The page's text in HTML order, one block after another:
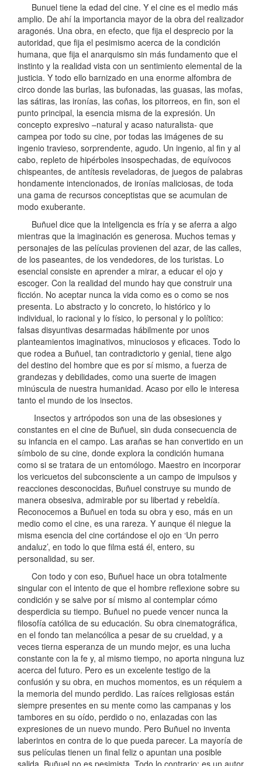
Bunuel tiene la edad del cine. Y el cine es el medio más
amplio. De ahí la importancia mayor de la obra del realizador
aragonés. Una obra, en efecto, que fija el desprecio por la
autoridad, que fija el pesimismo acerca de la condición
humana, que fija el anarquismo sin más fundamento que el
instinto y la realidad vista con un sentimiento elemental de la
justicia. Y todo ello barnizado en una enorme alfombra de
circo donde las burlas, las bufonadas, las guasas, las mofas,
las sátiras, las ironías, las coñas, los pitorreos, en fin, son el
punto principal, la esencia misma de la expresión. Un
concepto expresivo –natural y acaso naturalista- que
campea por todo su cine, por todas las imágenes de su
ingenio travieso, sorprendente, agudo. Un ingenio, al fin y al
cabo, repleto de hipérboles insospechadas, de equívocos
chispeantes, de antítesis reveladoras, de juegos de palabras
hondamente intencionados, de ironías maliciosas, de toda
una gama de recursos conceptistas que se acumulan de
modo exuberante.
Buñuel dice que la inteligencia es fría y se aferra a algo
mientras que la imaginación es generosa. Muchos temas y
personajes de las películas provienen del azar, de las calles,
de los paseantes, de los vendedores, de los turistas. Lo
esencial consiste en aprender a mirar, a educar el ojo y
escoger. Con la realidad del mundo hay que construir una
ficción. No aceptar nunca la vida como es o como se nos
presenta. Lo abstracto y lo concreto, lo histórico y lo
individual, lo racional y lo físico, lo personal y lo político:
falsas disyuntivas desarmadas hábilmente por unos
planteamientos imaginativos, minuciosos y eficaces. Todo lo
que rodea a Buñuel, tan contradictorio y genial, tiene algo
del destino del hombre que es por sí mismo, a fuerza de
grandezas y debilidades, como una suerte de imagen
minúscula de nuestra humanidad. Acaso por ello le interesa
tanto el mundo de los insectos.
Insectos y artrópodos son una de las obsesiones y
constantes en el cine de Buñuel, sin duda consecuencia de
su infancia en el campo. Las arañas se han convertido en un
símbolo de su cine, donde explora la condición humana
como si se tratara de un entomólogo. Maestro en incorporar
los vericuetos del subconsciente a un campo de impulsos y
reacciones desconocidas, Buñuel construye su mundo de
manera obsesiva, admirable por su libertad y rebeldía.
Reconocemos a Buñuel en toda su obra y eso, más en un
medio como el cine, es una rareza. Y aunque él niegue la
misma esencia del cine cortándose el ojo en ‘Un perro
andaluz’, en todo lo que filma está él, entero, su
personalidad, su ser.
Con todo y con eso, Buñuel hace un obra totalmente
singular con el intento de que el hombre reflexione sobre su
condición y se salve por sí mismo al contemplar cómo
desperdicia su tiempo. Buñuel no puede vencer nunca la
filosofía católica de su educación. Su obra cinematográfica,
en el fondo tan melancólica a pesar de su crueldad, y a
veces tierna esperanza de un mundo mejor, es una lucha
constante con la fe y, al mismo tiempo, no aporta ninguna luz
acerca del futuro. Pero es un excelente testigo de la
confusión y su obra, en muchos momentos, es un réquiem a
la memoria del mundo perdido. Las raíces religiosas están
siempre presentes en su mente como las campanas y los
tambores en su oído, perdido o no, enlazadas con las
expresiones de un nuevo mundo. Pero Buñuel no inventa
laberintos en contra de lo que pueda parecer. La mayoría de
sus películas tienen un final feliz o apuntan una posible
salida. Buñuel no es pesimista. Todo lo contrario: es un autor